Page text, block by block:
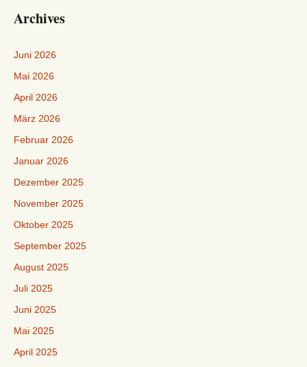
Archives
Juni 2026
Mai 2026
April 2026
März 2026
Februar 2026
Januar 2026
Dezember 2025
November 2025
Oktober 2025
September 2025
August 2025
Juli 2025
Juni 2025
Mai 2025
April 2025